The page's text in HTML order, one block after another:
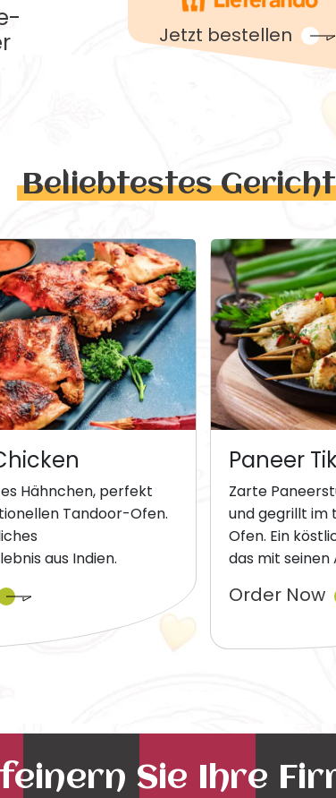
Jetzt bestellen
Beliebtestes Gericht
Hähnchen, perfekt
Tandoor-Ofen.
aus Indien.
Paneer
Zarte
und gegrillt im
Ofen. Ein
das mit
Order Now
Sie Ihre